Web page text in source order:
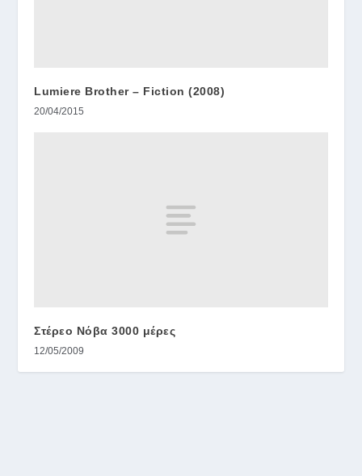
Lumiere Brother – Fiction (2008)
20/04/2015
Στέρεο Νόβα 3000 μέρες
12/05/2009